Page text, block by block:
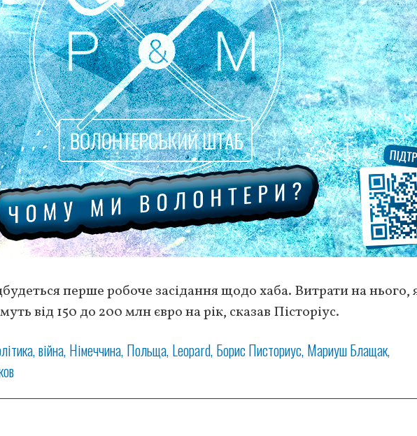
перше робоче засідання щодо хаба. Витрати на нього,
від 150 до 200 млн євро на рік, сказав Пісторіус.
війна Німеччина Польща Leopard Борис Писториус Мариуш Блащак